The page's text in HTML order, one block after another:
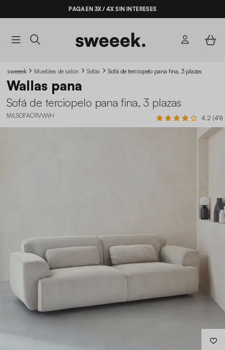
PAGA EN 3X / 4X SIN INTERESES
sweeek Muebles de salón Sofás Sofá de terciopelo pana fina, 3 plazas
Wallas pana
Sofá de terciopelo pana fina, 3 plazas
IWLSOFACRVVWH 4.2 (49)